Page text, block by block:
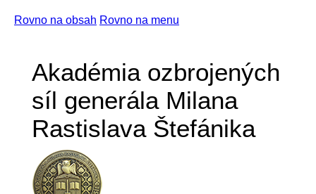
Rovno na obsah Rovno na menu
Akadémia ozbrojených
síl generála Milana
Rastislava Štefánika